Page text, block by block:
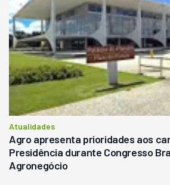
Atualidades
Agro apresenta prioridades aos
Presidência durante Congresso
Agronegócio